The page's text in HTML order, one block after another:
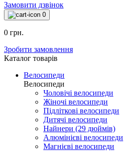
Замовити дзвінок
0
0 грн.
Зробити замовлення
Каталог товарiв
Велосипеди
Велосипеди
Чоловічі велосипеди
Жіночі велосипеди
Підліткові велосипеди
Дитячі велосипеди
Найнери (29 дюймів)
Алюмінієві велосипеди
Магнієві велосипеди